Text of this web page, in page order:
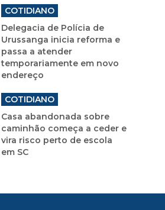
COTIDIANO
Delegacia de Polícia de
Urussanga inicia reforma e
passa a atender
temporariamente em novo
endereço
COTIDIANO
Casa abandonada sobre
caminhão começa a ceder e
vira risco perto de escola
em SC